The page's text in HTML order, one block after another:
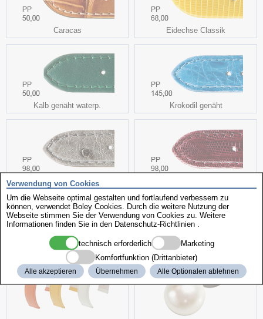
Caracas Eidechse Classik
Kalb genäht waterp. Krokodil genäht
Strauß
weitere interessante Produkte
Verwendung von Cookies
Um die Webseite optimal gestalten und fortlaufend verbessern zu
können, verwendet Boley Cookies. Durch die weitere Nutzung der
Webseite stimmen Sie der Verwendung von Cookies zu. Weitere
Informationen finden Sie in den Datenschutz-Richtlinien
technisch erforderlich
Marketing
Komfortfunktion (Drittanbieter)
Alle akzeptieren Übernehmen Alle Optionalen ablehnen